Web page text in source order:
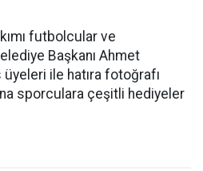
futbolcular ve
Başkanı Ahmet
ile hatıra fotoğrafı
sporculara çeşitli hediyeler